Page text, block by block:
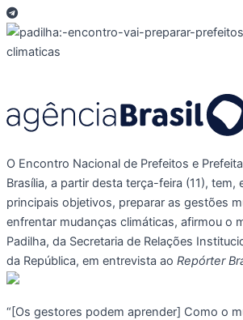
O Encontro Nacional de Prefeitos e
Brasília, a partir desta terça-feira (11), tem,
principais objetivos, preparar as gestões
enfrentar mudanças climáticas, afirmou o
Padilha, da Secretaria de Relações
da República, em entrevista ao Repórter
“[Os gestores podem aprender] Como o